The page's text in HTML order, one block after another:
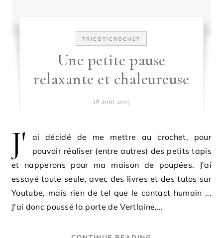
TRICOT/CROCHET
Une petite pause
relaxante et chaleureuse
18 août 2015
J'
ai décidé de me mettre au crochet, pour
pouvoir réaliser (entre autres) des petits tapis
et napperons pour ma maison de poupées. J'ai
essayé toute seule, avec des livres et des tutos sur
Youtube, mais rien de tel que le contact humain ...
J'ai donc poussé la porte de Vertlaine,…